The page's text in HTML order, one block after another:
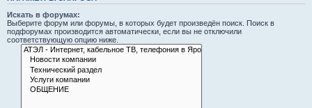
Искать в форумах:
Выберите форум или форумы, в которых будет произведён поиск. Поиск в
подфорумах производится автоматически, если вы не отключили
соответствующую опцию ниже.